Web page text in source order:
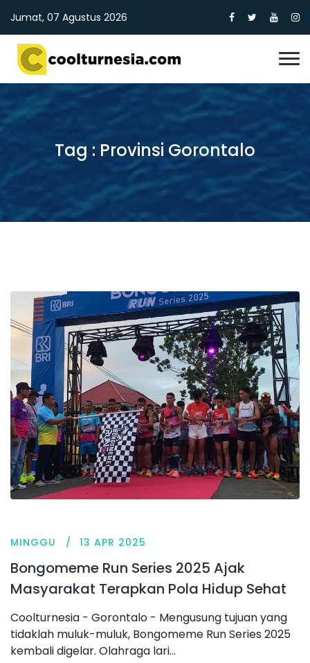
Jumat, 07 Agustus 2026
Tag : Provinsi Gorontalo
MINGGU 13 APR 2025
Bongomeme Run Series 2025 Ajak
Masyarakat Terapkan Pola Hidup Sehat
Coolturnesia - Gorontalo - Mengusung tujuan yang
tidaklah muluk-muluk, Bongomeme Run Series 2025
kembali digelar. Olahraga lari...